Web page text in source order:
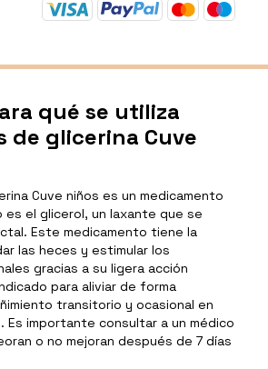
qué se utiliza
de glicerina Cuve
Cuve niños es un medicamento
el glicerol, un laxante que se
Este medicamento tiene la
las heces y estimular los
gracias a su ligera acción
para aliviar de forma
transitorio y ocasional en
Es importante consultar a un médico
o no mejoran después de 7 días